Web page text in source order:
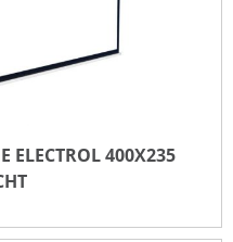
ELECTROL 400X235